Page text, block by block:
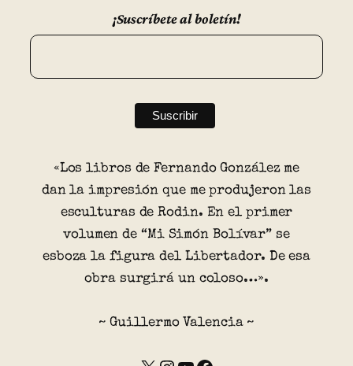
¡Suscríbete al boletín!
«Los libros de Fernando González me
dan la impresión que me produjeron las
esculturas de Rodin. En el primer
volumen de “Mi Simón Bolívar” se
esboza la figura del Libertador. De esa
obra surgirá un coloso…».
~ Guillermo Valencia ~